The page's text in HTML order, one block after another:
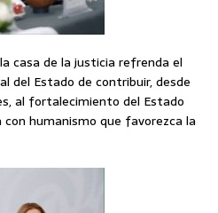
casa de la justicia refrenda el
del Estado de contribuir, desde
al fortalecimiento del Estado
humanismo que favorezca la